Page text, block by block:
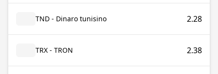
TND - Dinaro tunisino 2.28
TRX - TRON 2.38